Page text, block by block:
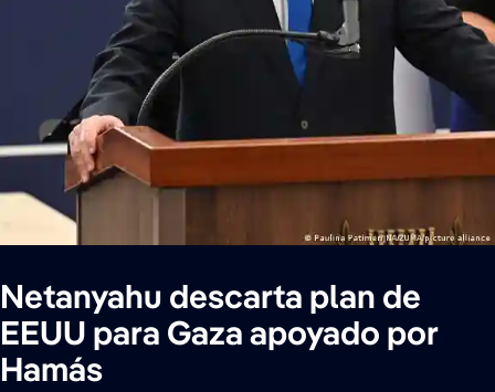
Netanyahu descarta plan de
EEUU para Gaza apoyado por
Hamás